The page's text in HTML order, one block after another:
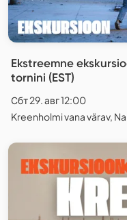
Ekstreemne
tornini (EST)
Сбт 29. авг 12:00
Kreenholmi vana värav,